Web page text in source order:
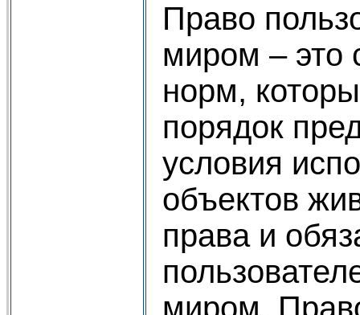
Право
миром – это
норм,
порядок
условия
объектов
права и
миром.